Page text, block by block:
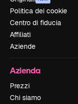
Politica dei cookie
Centro di fiducia
Affiliati
Aziende
Azienda
Prezzi
Chi siamo